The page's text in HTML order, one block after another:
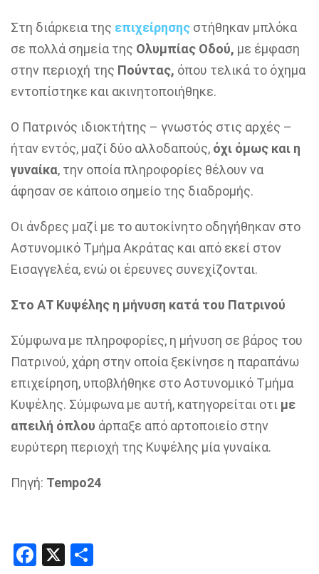
Στη διάρκεια της επιχείρησης στήθηκαν μπλόκα
σε πολλά σημεία της Ολυμπίας Οδού, με έμφαση
στην περιοχή της Πούντας, όπου τελικά το όχημα
εντοπίστηκε και ακινητοποιήθηκε.
Ο Πατρινός ιδιοκτήτης – γνωστός στις αρχές –
ήταν εντός, μαζί δύο αλλοδαπούς, όχι όμως και η
γυναίκα, την οποία πληροφορίες θέλουν να
άφησαν σε κάποιο σημείο της διαδρομής.
Οι άνδρες μαζί με το αυτοκίνητο οδηγήθηκαν στο
Αστυνομικό Τμήμα Ακράτας και από εκεί στον
Εισαγγελέα, ενώ οι έρευνες συνεχίζονται.
Στο ΑΤ Κυψέλης η μήνυση κατά του Πατρινού
Σύμφωνα με πληροφορίες, η μήνυση σε βάρος του
Πατρινού, χάρη στην οποία ξεκίνησε η παραπάνω
επιχείρηση, υποβλήθηκε στο Αστυνομικό Τμήμα
Κυψέλης. Σύμφωνα με αυτή, κατηγορείται οτι με
απειλή όπλου άρπαξε από αρτοποιείο στην
ευρύτερη περιοχή της Κυψέλης μία γυναίκα.
Πηγή: Tempo24
Facebook
X